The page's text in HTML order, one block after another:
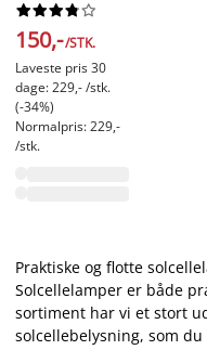






150,-/STK.
Laveste pris 30
dage: 229,- /stk.
(-34%)
Normalpris: 229,-
/stk.
Praktiske og flotte
Solcellelamper er både
sortiment har vi et stort
solcellebelysning, som